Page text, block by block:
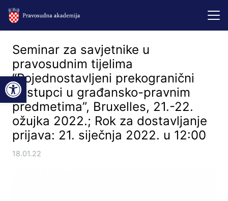
Open toolbar
Seminar za savjetnike u
pravosudnim tijelima
“Pojednostavljeni prekogranični
postupci u građansko-pravnim
predmetima”, Bruxelles, 21.-22.
ožujka 2022.; Rok za dostavljanje
prijava: 21. siječnja 2022. u 12:00
18.01.22